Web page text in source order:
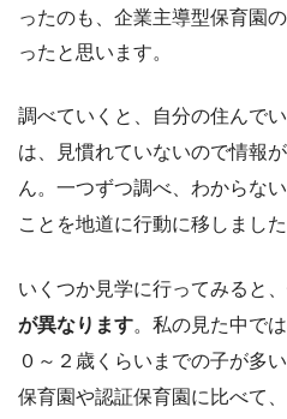
ったのも、企業主導型保育園
ったと思います。
調べていくと、自分の住んで
は、見慣れていないので情報
ん。一つずつ調べ、わからな
ことを地道に行動に移しました
いくつか見学に行ってみると、
が異なります。私の見た中で
０～２歳くらいまでの子が多
保育園や認証保育園に比べて